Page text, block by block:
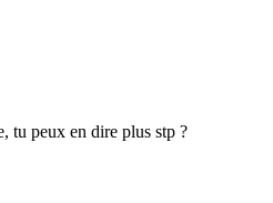
tu peux en dire plus stp ?